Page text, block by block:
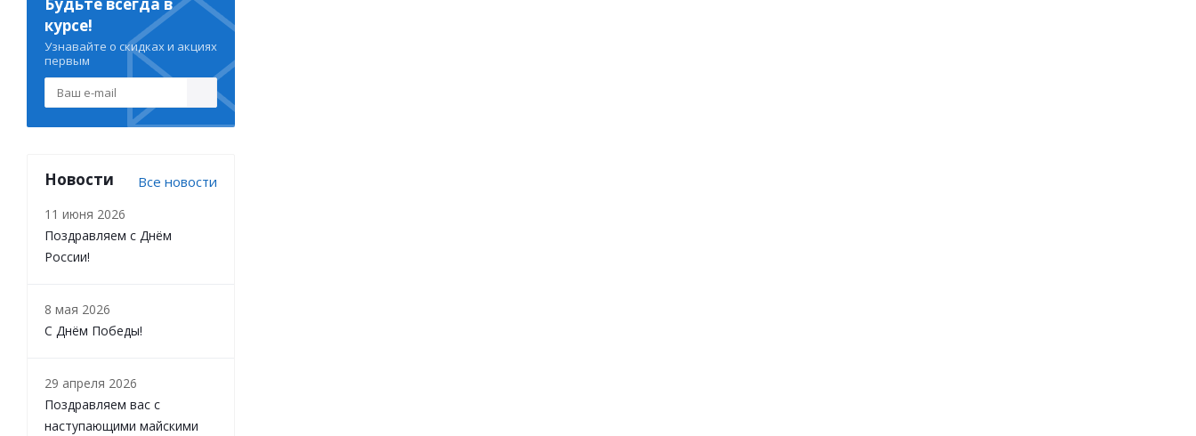
курсе!
Узнавайте о скидках и акциях
первым
Новости Все новости
11 июня 2026
Поздравляем с Днём
России!
8 мая 2026
С Днём Победы!
29 апреля 2026
Поздравляем вас с
наступающими майскими